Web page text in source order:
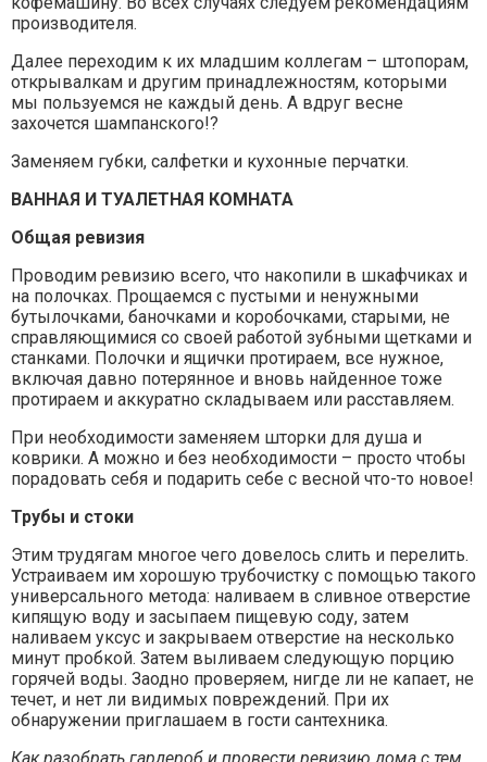
производителя.
Далее переходим к их младшим коллегам – штопорам,
открывалкам и другим принадлежностям, которыми
мы пользуемся не каждый день. А вдруг весне
захочется шампанского!?
Заменяем губки, салфетки и кухонные перчатки.
ВАННАЯ И ТУАЛЕТНАЯ КОМНАТА
Общая ревизия
Проводим ревизию всего, что накопили в шкафчиках и
на полочках. Прощаемся с пустыми и ненужными
бутылочками, баночками и коробочками, старыми, не
справляющимися со своей работой зубными щетками и
станками. Полочки и ящички протираем, все нужное,
включая давно потерянное и вновь найденное тоже
протираем и аккуратно складываем или расставляем.
При необходимости заменяем шторки для душа и
коврики. А можно и без необходимости – просто чтобы
порадовать себя и подарить себе с весной что-то новое!
Трубы и стоки
Этим трудягам многое чего довелось слить и перелить.
Устраиваем им хорошую трубочистку с помощью такого
универсального метода: наливаем в сливное отверстие
кипящую воду и засыпаем пищевую соду, затем
наливаем уксус и закрываем отверстие на несколько
минут пробкой. Затем выливаем следующую порцию
горячей воды. Заодно проверяем, нигде ли не капает, не
течет, и нет ли видимых повреждений. При их
обнаружении приглашаем в гости сантехника.
Как разобрать гардероб и провести ревизию дома с тем,